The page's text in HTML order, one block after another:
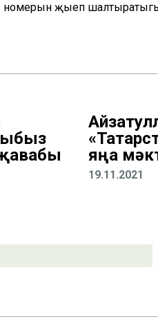
номерын җыеп
яңа
19.11.2021